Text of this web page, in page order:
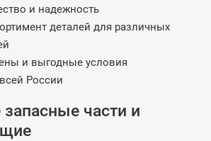
и надежность
деталей для различных
и выгодные условия
России
части и